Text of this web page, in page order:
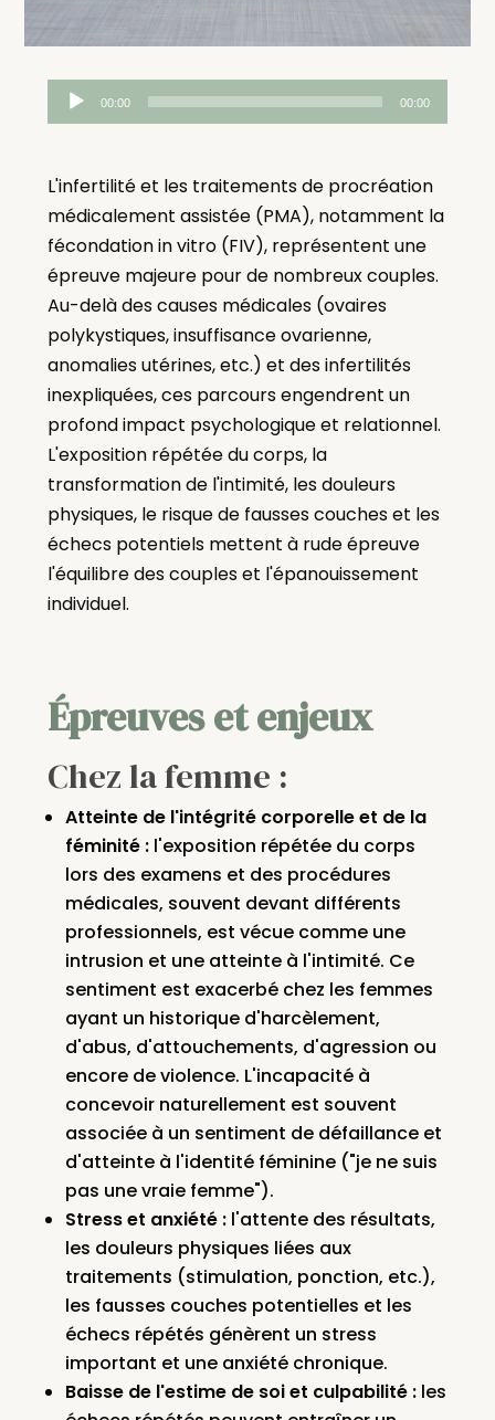
Lecteur
audio
00:00 00:00
L'infertilité et les traitements de procréation
médicalement assistée (PMA), notamment la
fécondation in vitro (FIV), représentent une
épreuve majeure pour de nombreux couples.
Au-delà des causes médicales (ovaires
polykystiques, insuffisance ovarienne,
anomalies utérines, etc.) et des infertilités
inexpliquées, ces parcours engendrent un
profond impact psychologique et relationnel.
L'exposition répétée du corps, la
transformation de l'intimité, les douleurs
physiques, le risque de fausses couches et les
échecs potentiels mettent à rude épreuve
l'équilibre des couples et l'épanouissement
individuel.
Épreuves et enjeux
Chez la femme :
Atteinte de l'intégrité corporelle et de la
féminité :l'exposition répétée du corps
lors des examens et des procédures
médicales, souvent devant différents
professionnels, est vécue comme une
intrusion et une atteinte à l'intimité. Ce
sentiment est exacerbé chez les femmes
ayant un historique d'harcèlement,
d'abus, d'attouchements, d'agression ou
encore de violence. L'incapacité à
concevoir naturellement est souvent
associée à un sentiment de défaillance et
d'atteinte à l'identité féminine ("je ne suis
pas une vraie femme").
Stress et anxiété :l'attente des résultats,
les douleurs physiques liées aux
traitements (stimulation, ponction, etc.),
les fausses couches potentielles et les
échecs répétés génèrent un stress
important et une anxiété chronique.
Baisse de l'estime de soi et culpabilité :les